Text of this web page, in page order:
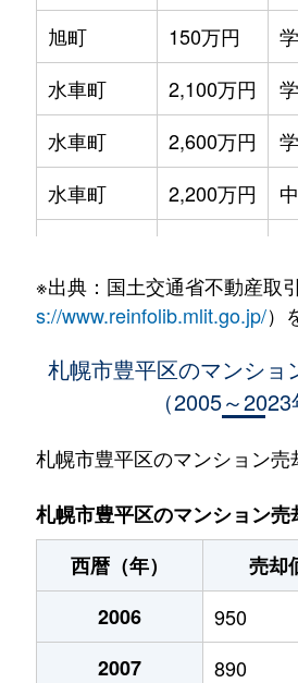
旭町
150万円
水車町
2,100万円
水車町
2,600万円
水車町
2,200万円
水車町
1,400万円
2,500万円
月寒中央通
2,700万円
月寒中央通
1,500万円
月寒中央通
3,000万円
月寒中央通
2,000万円
月寒中央通
260万円
※出典：国土交通省不動産取
s://www.reinfolib.mlit.go.jp/）
札幌市豊平区のマンショ
（2005～2023
札幌市豊平区のマンション売
札幌市豊平区のマンション売
西暦（年）
売却
2006
950
2007
890